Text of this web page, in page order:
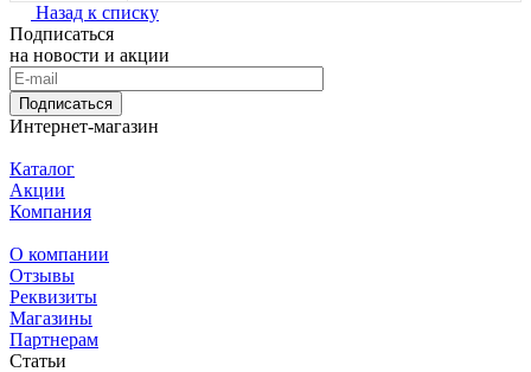
Назад к списку
Подписаться
на новости и акции
Подписаться
Интернет-магазин
Каталог
Акции
Компания
О компании
Отзывы
Реквизиты
Магазины
Партнерам
Статьи